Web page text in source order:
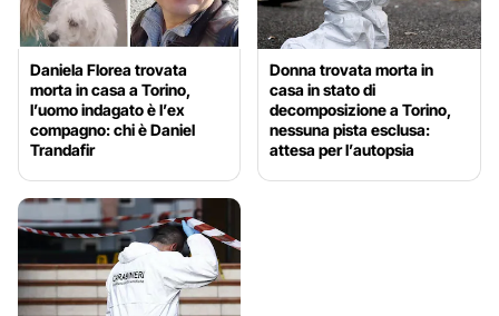
Daniela Florea trovata
morta in casa a Torino,
l’uomo indagato è l’ex
compagno: chi è Daniel
Trandafir
Donna trovata morta in
casa in stato di
decomposizione a Torino,
nessuna pista esclusa:
attesa per l’autopsia